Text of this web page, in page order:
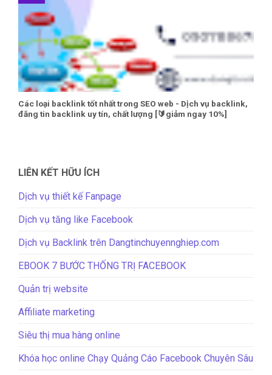
Các loại backlink tốt nhất trong SEO web - Dịch vụ backlink,
đăng tin backlink uy tín, chất lượng [🔰giảm ngay 10%]
LIÊN KẾT HỮU ÍCH
Dịch vụ thiết kế Fanpage
Dịch vụ tăng like Facebook
Dịch vụ Backlink trên Dangtinchuyennghiep.com
EBOOK 7 BƯỚC THỐNG TRỊ FACEBOOK
Quản trị website
Affiliate marketing
Siêu thị mua hàng online
Khóa học online Chạy Quảng Cáo Facebook Chuyên Sâu